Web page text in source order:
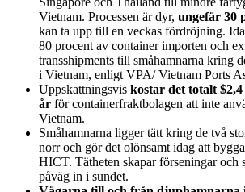
Vietnam. Processen är dyr, ungefär 30
kan ta upp till en veckas fördröjning.
80 procent av container importen och
transshipments till småhamnarna kring
i Vietnam, enligt VPA/ Vietnam Ports
Uppskattningsvis kostar det totalt
år för containerfraktbolagen att inte
Vietnam.
Småhamnarna ligger tätt kring de två
norr och gör det olönsamt idag att
HICT. Tätheten skapar förseningar och
påväg in i sundet.